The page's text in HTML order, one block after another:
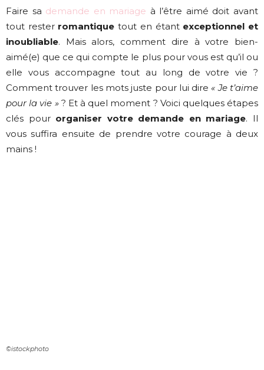
Faire sa demande en mariage à l’être aimé doit avant
tout rester romantique tout en étantexceptionnel et
inoubliable. Mais alors, comment dire à votre bien-
aimé(e) que ce qui compte le plus pour vous est qu’il ou
elle vous accompagne tout au long de votre vie ?
Comment trouver les mots juste pour lui dire « Je t’aime
pour la vie »? Et à quel moment ? Voici quelques étapes
clés pour organiser votre demande en mariage. Il
vous suffira ensuite de prendre votre courage à deux
mains !
©istockphoto